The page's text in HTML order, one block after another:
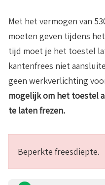
Met het vermogen van
moeten geven tijdens
tijd moet je het toestel
kantenfrees niet
geen werkverlichting
mogelijk om het toestel
te laten frezen.
Beperkte freesdiepte.